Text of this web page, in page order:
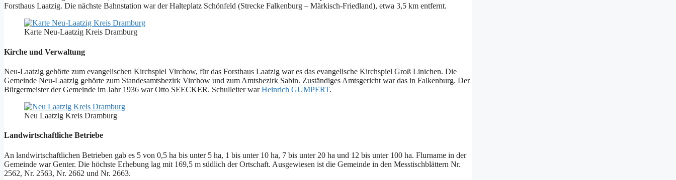
Forsthaus Laatzig. Die nächste Bahnstation war der Halteplatz Schönfeld (Strecke Falkenburg – Märkisch-Friedland), etwa 3,5 km entfernt.
Karte Neu-Laatzig Kreis Dramburg
Kirche und Verwaltung
Neu-Laatzig gehörte zum evangelischen Kirchspiel Virchow, für das Forsthaus Laatzig war es das evangelische Kirchspiel Groß Linichen. Die
Gemeinde Neu-Laatzig gehörte zum Standesamtsbezirk Virchow und zum Amtsbezirk Sabin. Zuständiges Amtsgericht war das in Falkenburg. Der
Bürgermeister der Gemeinde im Jahr 1936 war Otto SEECKER. Schulleiter warHeinrich GUMPERT.
Neu Laatzig Kreis Dramburg
Landwirtschaftliche Betriebe
An landwirtschaftlichen Betrieben gab es 5 von 0,5 ha bis unter 5 ha, 1 bis unter 10 ha, 7 bis unter 20 ha und 12 bis unter 100 ha. Flurname in der
Gemeinde war Genter. Die höchste Erhebung lag mit 169,5 m südlich der Ortschaft. Ausgewiesen ist die Gemeinde in den Messtischblättern Nr.
2562, Nr. 2563, Nr. 2662 und Nr. 2663.